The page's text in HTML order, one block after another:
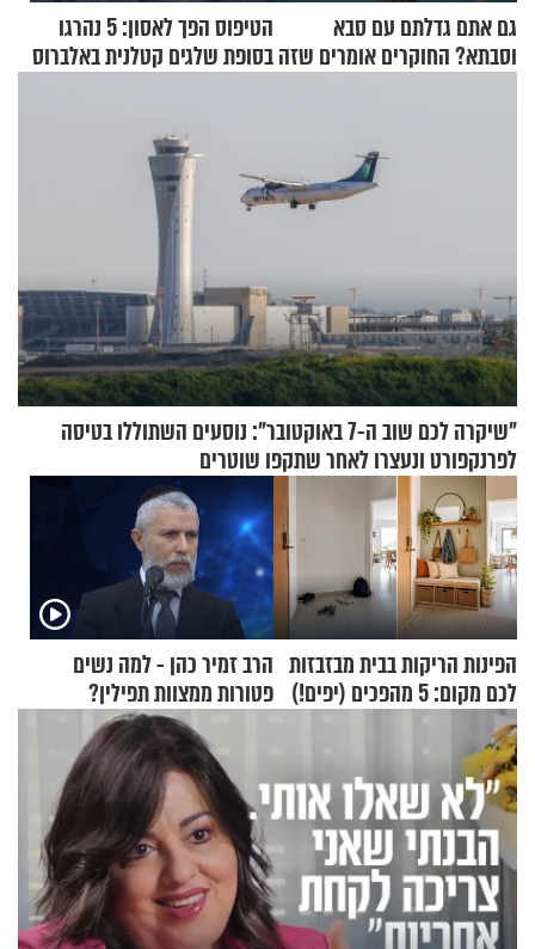
גם אתם גדלתם עם סבא
וסבתא? החוקרים אומרים שזה
הטיפוס הפך לאסון: 5 נהרגו
בסופת שלגים קטלנית באלברוס
"שיקרה לכם שוב ה-7 באוקטובר": נוסעים השתוללו בטיסה
לפרנקפורט ונעצרו לאחר שתקפו שוטרים
הפינות הריקות בבית מבזבזות
לכם מקום: 5 מהפכים (יפים!)
שאפשר לעשות כבר היום
הרב זמיר כהן - למה נשים
פטורות ממצוות תפילין?